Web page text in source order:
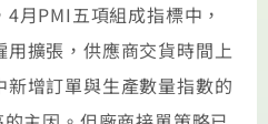
月PMI五項組成指標中，
擴張，供應商交貨時間上
增訂單與生產數量指數的